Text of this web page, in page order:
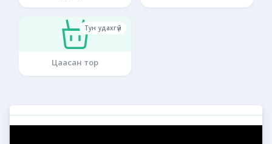
Тун удахгүй
Цаасан тор